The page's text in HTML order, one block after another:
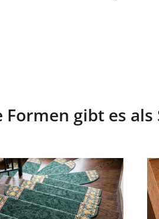
Formen gibt es